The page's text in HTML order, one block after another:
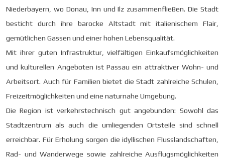
Niederbayern, wo Donau, Inn und Ilz zusammenfließen. Die Stadt
besticht durch ihre barocke Altstadt mit italienischem Flair,
gemütlichen Gassen und einer hohen Lebensqualität.
Mit ihrer guten Infrastruktur, vielfältigen Einkaufsmöglichkeiten
und kulturellen Angeboten ist Passau ein attraktiver Wohn- und
Arbeitsort. Auch für Familien bietet die Stadt zahlreiche Schulen,
Freizeitmöglichkeiten und eine naturnahe Umgebung.
Die Region ist verkehrstechnisch gut angebunden: Sowohl das
Stadtzentrum als auch die umliegenden Ortsteile sind schnell
erreichbar. Für Erholung sorgen die idyllischen Flusslandschaften,
Rad- und Wanderwege sowie zahlreiche Ausflugsmöglichkeiten